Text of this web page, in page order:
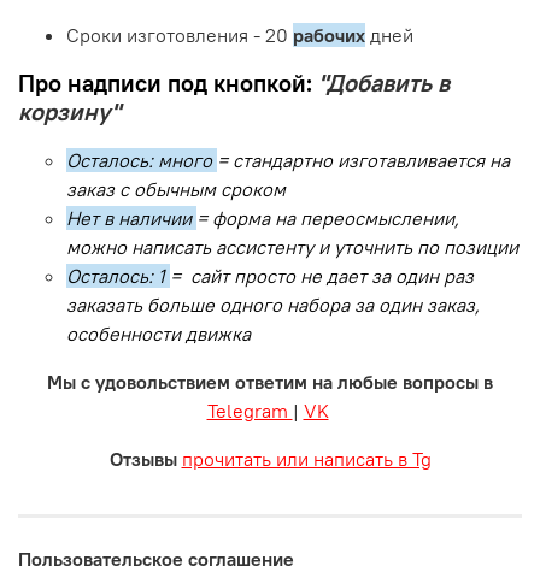
Сроки изготовления - 20 рабочих дней
Про надписи под кнопкой: "Добавить в
корзину"
Осталось: много = стандартно изготавливается на
заказ с обычным сроком
Нет в наличии = форма на переосмыслении,
можно написать ассистенту и уточнить по позиции
Осталось: 1 = сайт просто не дает за один раз
заказать больше одного набора за один заказ,
особенности движка
Мы с удовольствием ответим на любые вопросы в
Telegram | VK
Отзывы прочитать или написать в Tg
Пользовательское соглашение